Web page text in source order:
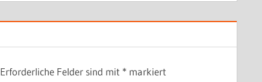
Erforderliche Felder sind mit * markiert